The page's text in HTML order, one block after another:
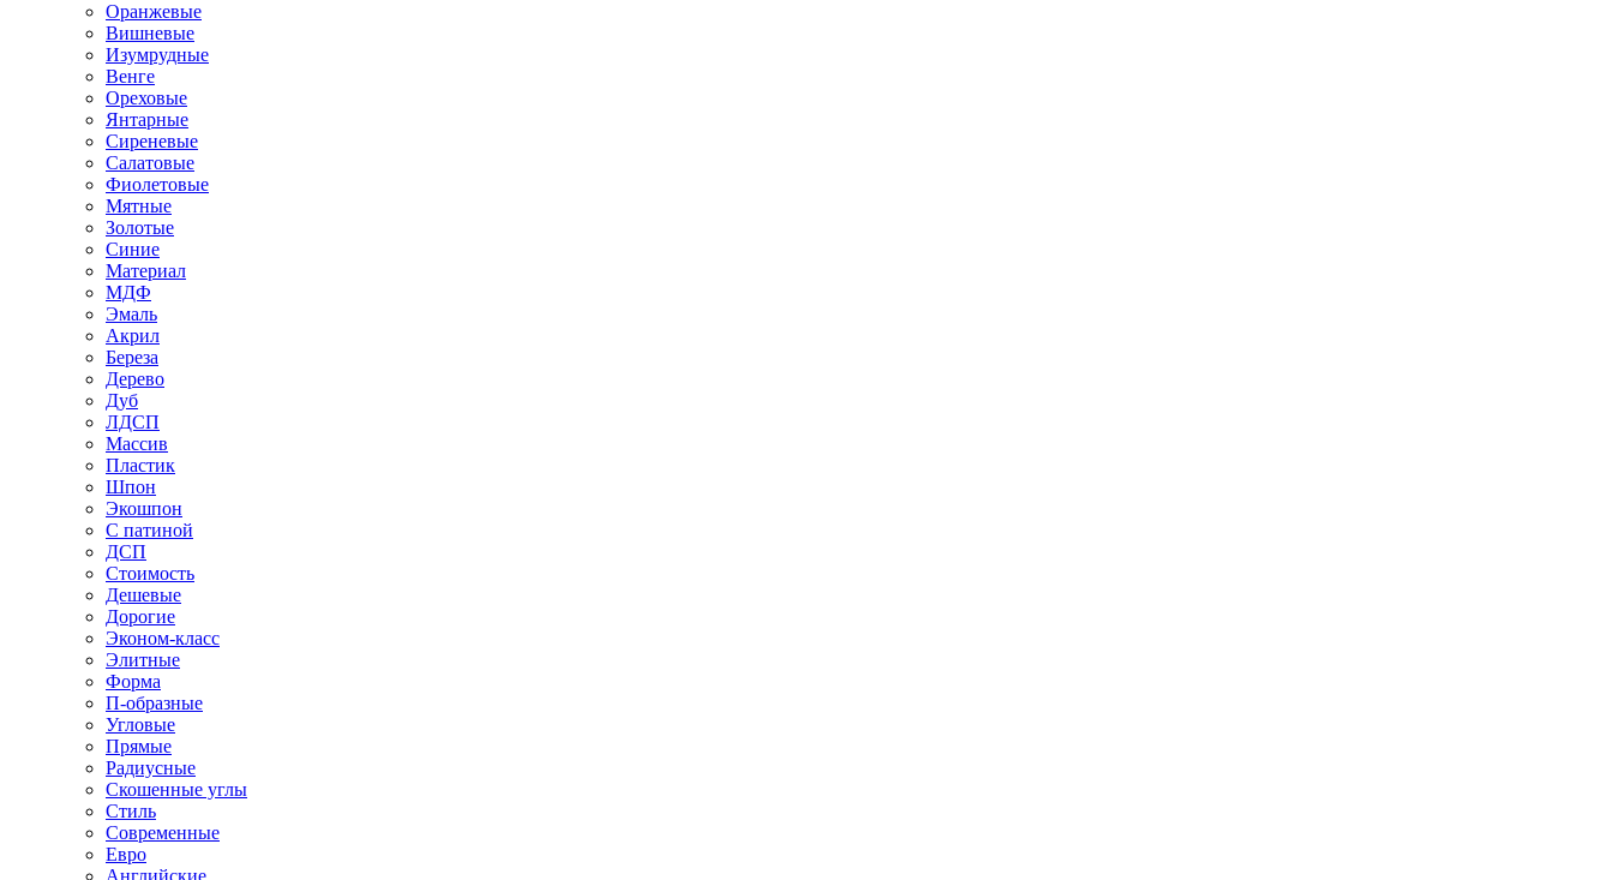
Оранжевые
Вишневые
Изумрудные
Венге
Ореховые
Янтарные
Сиреневые
Салатовые
Фиолетовые
Мятные
Золотые
Синие
Материал
МДФ
Эмаль
Акрил
Береза
Дерево
Дуб
ЛДСП
Массив
Пластик
Шпон
Экошпон
С патиной
ДСП
Стоимость
Дешевые
Дорогие
Эконом-класс
Элитные
Форма
П-образные
Угловые
Прямые
Радиусные
Скошенные углы
Стиль
Современные
Евро
Английские